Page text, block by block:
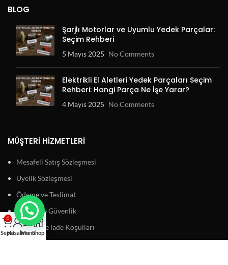
BLOG
Şarjlı Motorlar ve Uyumlu Yedek Parçalar:
Seçim Rehberi
5 Mayıs 2025 No Comments
Elektrikli El Aletleri Yedek Parçaları Seçim
Rehberi: Hangi Parça Ne İşe Yarar?
4 Mayıs 2025 No Comments
MÜŞTERI HIZMETLERI
Mesafeli Satış Sözleşmesi
Üyelik Sözleşmesi
Ödeme ve Teslimat
Gizlilik ve Güvenlik
Garanti ve İade Koşulları
0
SepetHesabımMenuShop